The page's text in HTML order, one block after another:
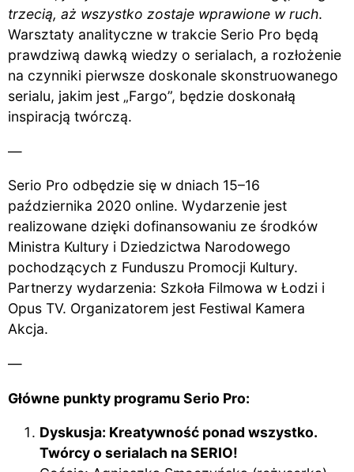
trzecią, aż wszystko zostaje wprawione w ruch.
Warsztaty analityczne w trakcie Serio Pro będą
prawdziwą dawką wiedzy o serialach, a rozłożenie
na czynniki pierwsze doskonale skonstruowanego
serialu, jakim jest „Fargo”, będzie doskonałą
inspiracją twórczą.
—
Serio Pro odbędzie się w dniach 15–16
października 2020 online. Wydarzenie jest
realizowane dzięki dofinansowaniu ze środków
Ministra Kultury i Dziedzictwa Narodowego
pochodzących z Funduszu Promocji Kultury.
Partnerzy wydarzenia: Szkoła Filmowa w Łodzi i
Opus TV. Organizatorem jest Festiwal Kamera
Akcja.
—
Główne punkty programu Serio Pro:
Dyskusja: Kreatywność ponad wszystko.
Twórcy o serialach na SERIO!